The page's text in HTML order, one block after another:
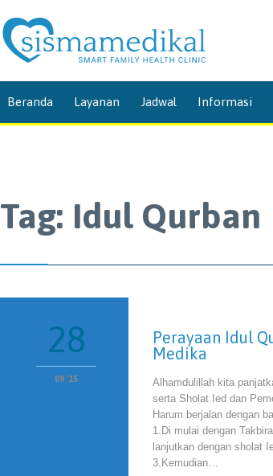
Beranda Layanan Jadwal Informasi
Tag: Idul Qurban
28
09 '15
Perayaan Idul
Medika
Alhamdulillah kita
serta Sholat Ied dan
Harum berjalan dengan
1.Di mulai dengan
lanjutkan dengan sholat
3.Kemudian…